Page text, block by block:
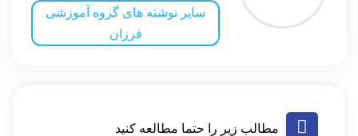
سایر نوشته های گروه آموزشی
فرزان
مطالب زیر را حتما مطالعه کنید